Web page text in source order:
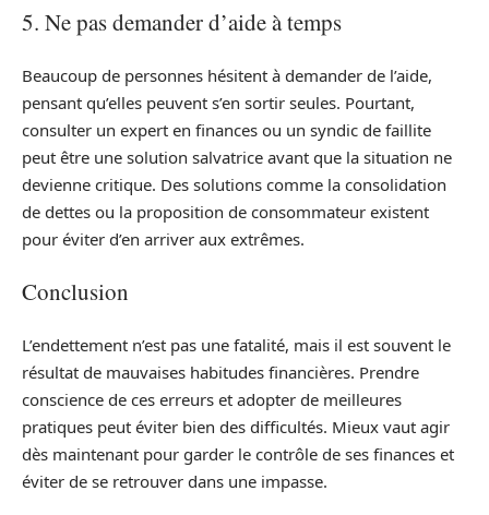
5. Ne pas demander d’aide à temps
Beaucoup de personnes hésitent à demander de l’aide,
pensant qu’elles peuvent s’en sortir seules. Pourtant,
consulter un expert en finances ou un syndic de faillite
peut être une solution salvatrice avant que la situation ne
devienne critique. Des solutions comme la consolidation
de dettes ou la proposition de consommateur existent
pour éviter d’en arriver aux extrêmes.
Conclusion
L’endettement n’est pas une fatalité, mais il est souvent le
résultat de mauvaises habitudes financières. Prendre
conscience de ces erreurs et adopter de meilleures
pratiques peut éviter bien des difficultés. Mieux vaut agir
dès maintenant pour garder le contrôle de ses finances et
éviter de se retrouver dans une impasse.